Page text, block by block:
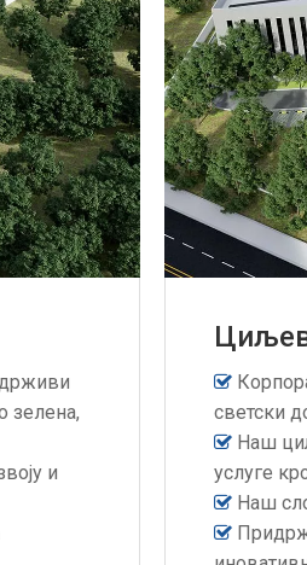
зелена,
и

светски
 Наш
услуге
 Наш
